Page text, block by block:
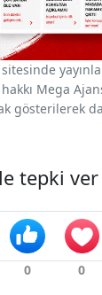
Mega
gösterilerek
tepki ver